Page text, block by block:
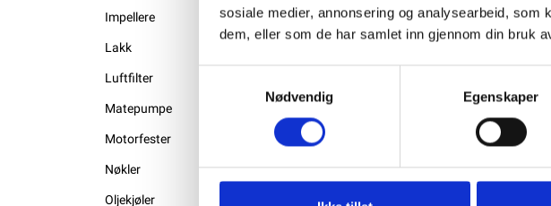
sosiale medier, annonsering og analysearbeid, som
dem, eller som de har samlet inn gjennom din bruk
Nødvendig
Egenskaper
Impellere
Lakk
Luftfilter
Matepumpe
Motorfester
Nøkler
Oljekjøler